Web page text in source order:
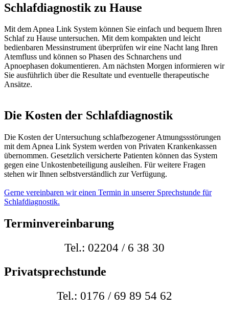
Schlafdiagnostik zu Hause
Mit dem Apnea Link System können Sie einfach und bequem Ihren
Schlaf zu Hause untersuchen. Mit dem kompakten und leicht
bedienbaren Messinstrument überprüfen wir eine Nacht lang Ihren
Atemfluss und können so Phasen des Schnarchens und
Apnoephasen dokumentieren. Am nächsten Morgen informieren wir
Sie ausführlich über die Resultate und eventuelle therapeutische
Ansätze.
Die Kosten der Schlafdiagnostik
Die Kosten der Untersuchung schlafbezogener Atmungssstörungen
mit dem Apnea Link System werden von Privaten Krankenkassen
übernommen. Gesetzlich versicherte Patienten können das System
gegen eine Unkostenbeteiligung ausleihen. Für weitere Fragen
stehen wir Ihnen selbstverständlich zur Verfügung.
Gerne vereinbaren wir einen Termin in unserer Sprechstunde für
Schlafdiagnostik.
Terminvereinbarung
Tel.: 02204 / 6 38 30
Privatsprechstunde
Tel.: 0176 / 69 89 54 62